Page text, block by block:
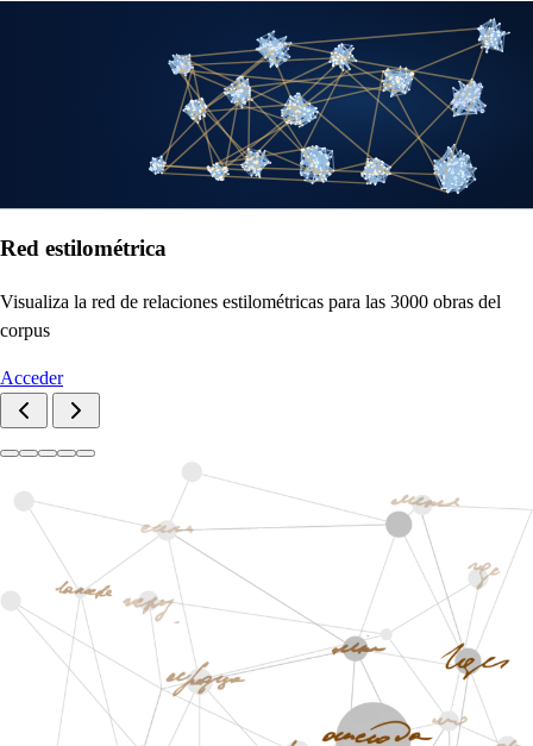
Red estilométrica
Visualiza la red de relaciones estilométricas para las 3000 obras del
corpus
Acceder